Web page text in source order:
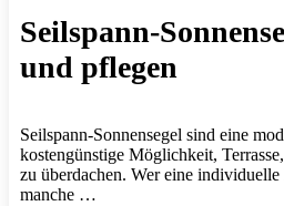
Seilspann-
und pflegen
Seilspann-Sonnensegel sind eine
kostengünstige Möglichkeit,
zu überdachen. Wer eine
manche …